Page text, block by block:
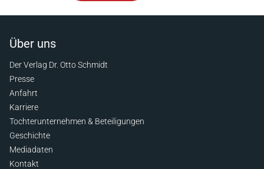
Über uns
Der Verlag Dr. Otto Schmidt
Presse
Anfahrt
Karriere
Tochterunternehmen & Beteiligungen
Geschichte
Mediadaten
Kontakt